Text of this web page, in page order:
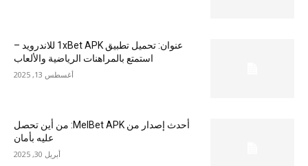
عنوان: تحميل تطبيق 1xBet APK للاندرويد –
استمتع بالمراهنات الرياضية والألعاب
أغسطس 13, 2025
أحدث إصدار من MelBet APK: من أين تحصل
عليه بأمان
أبريل 30, 2025